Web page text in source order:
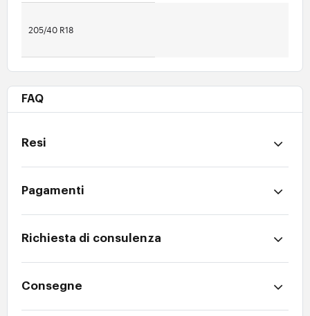
205/40 R18
FAQ
Resi
Pagamenti
Richiesta di consulenza
Consegne